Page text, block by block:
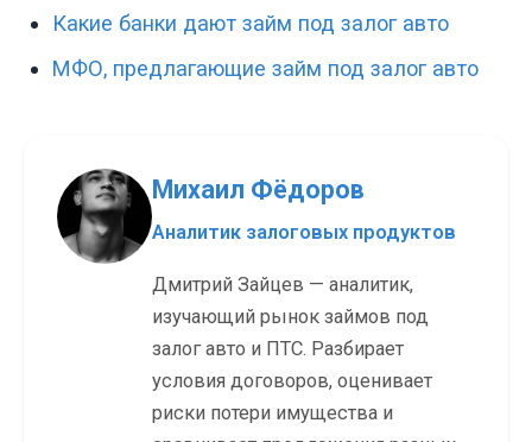
Какие банки дают займ под залог авто
МФО, предлагающие займ под залог авто
Михаил Фёдоров
Аналитик залоговых продуктов
Дмитрий Зайцев — аналитик,
изучающий рынок займов под
залог авто и ПТС. Разбирает
условия договоров, оценивает
риски потери имущества и